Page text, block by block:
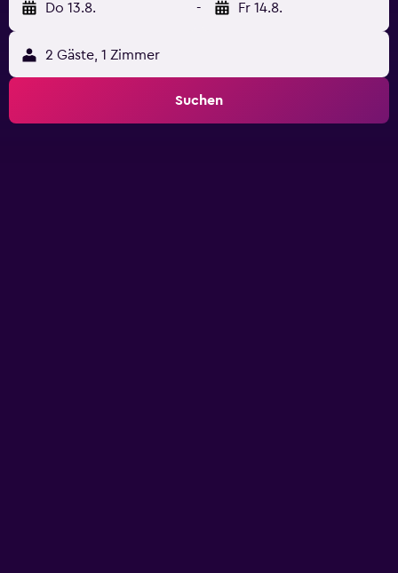
Do 13.8. - Fr 14.8.
2 Gäste, 1 Zimmer
Suchen